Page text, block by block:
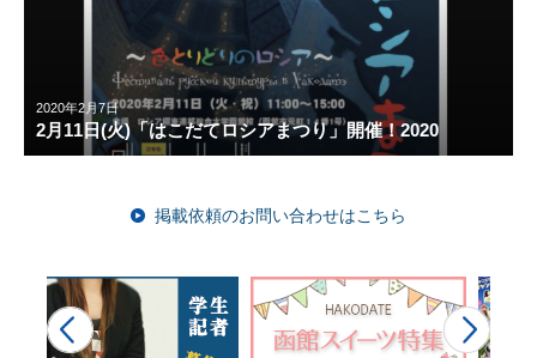
2020年2月7日
2月11日(火)「はこだてロシアまつり」開催！2020
掲載依頼のお問い合わせはこちら